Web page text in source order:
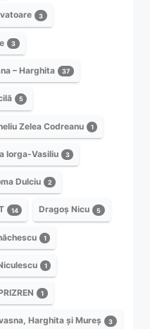
3
3
– Harghita 37
5
Zelea Codreanu 1
Iorga-Vasiliu 3
Dulciu 2
14 Dragoș Nicu 5
1
1
1
Harghita și Mureș 3